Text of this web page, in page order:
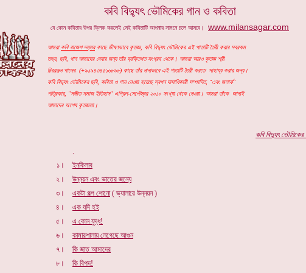
কবি বিদ্যুৎ ভৌমিকের গান ও কবিতা
যে কোন কবিতার উপর ক্লিক করলেই সেই কবিতাটি আপনার সামনে চলে আসবে। www.milansagar.com
কবিবিদ্যুৎ ভৌমিকের
১।
২।
৩।
৪।
৫।
৬।
৭।
৮।
আমরাকবি রাজেশ দত্তরকাছে ভীষণভাবে কৃতজ্ঞ, কবি বিদ্যুৎ ভৌমিকের এই পাতাটি তৈরী করার সবরকম
তথ্য, ছবি, গান আমাদের দেবার জন্য তাঁর ব্যক্তিগত সংগ্রহ থেকে। আমরা আরও কৃতজ্ঞ শ্রী
চিররঞ্জন পালের (+৯১৯৪৩৪৫১৬৮৯৮) কাছে তাঁর নানাভাবে এই পাতাটি তৈরী করতে সাহায্য করার জন্য।
কবি বিদ্যুৎ ভৌমিকের ছবি, কবিতা ও গান নেওয়া হয়েছে স্বপন দাসাধিকারী সম্পাদিত, "এবং জলার্ক"
পত্রিকার, "সঙ্গীত সমাজ ইতিহাস" এপ্রিল-সেপ্টেম্বর ২০১০ সংখ্যা থেকে নেওয়া। আমরা তাঁকে জানাই
আমাদের অশেষ কৃতজ্ঞতা।
.
ইনকিলাব
উন্নয়ন এবং ভাতের জন্যে
একটা গল্প শোনো( ভ্যালারে উন্নয়ন )
এক যদি হই
এ কোন যুদ্ধ!
কামারশালায় লেগেছে আগুন
কি জাত আমাদের
কি বিপদ!